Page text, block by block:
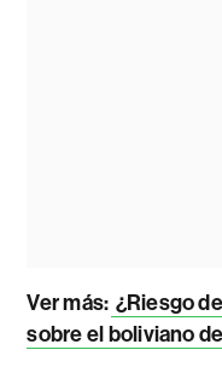
Ver más: ¿Riesgo
sobre el boliviano